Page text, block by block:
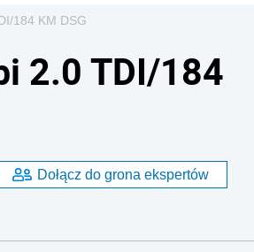
184 KM DSG
2.0 TDI/184
Dołącz do grona ekspertów